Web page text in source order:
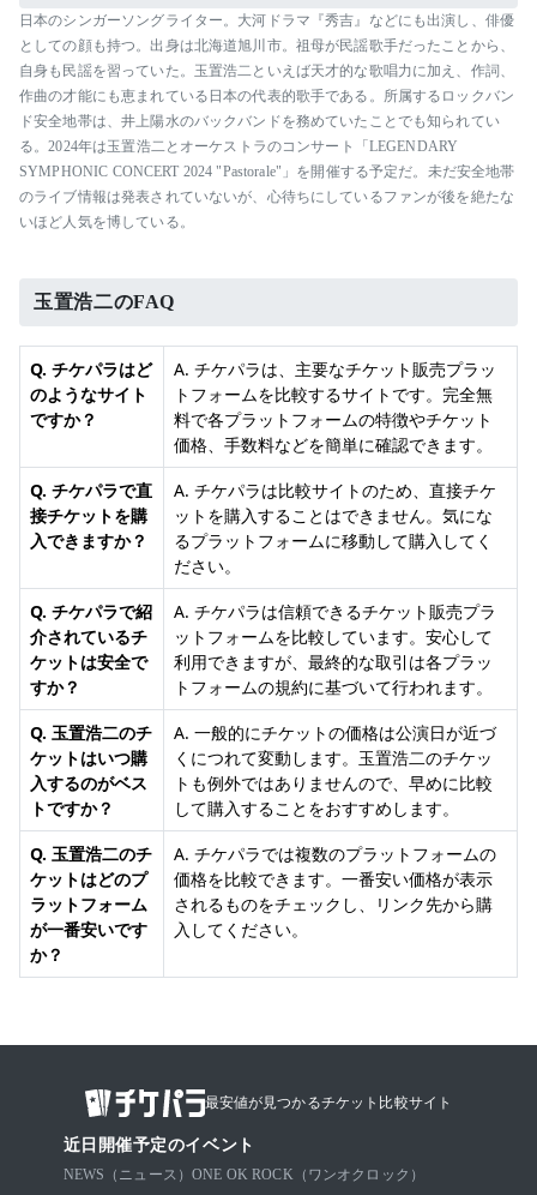
日本のシンガーソングライター。大河ドラマ『秀吉』などにも出演し、俳優
としての顔も持つ。出身は北海道旭川市。祖母が民謡歌手だったことから、
自身も民謡を習っていた。玉置浩二といえば天才的な歌唱力に加え、作詞、
作曲の才能にも恵まれている日本の代表的歌手である。所属するロックバン
ド安全地帯は、井上陽水のバックバンドを務めていたことでも知られてい
る。2024年は玉置浩二とオーケストラのコンサート「LEGENDARY
SYMPHONIC CONCERT 2024 "Pastorale"」を開催する予定だ。未だ安全地帯
のライブ情報は発表されていないが、心待ちにしているファンが後を絶たな
いほど人気を博している。
玉置浩二のFAQ
Q. チケパラはど
のようなサイト
ですか？
A. チケパラは、主要なチケット販売プラッ
トフォームを比較するサイトです。完全無
料で各プラットフォームの特徴やチケット
価格、手数料などを簡単に確認できます。
Q. チケパラで直
接チケットを購
入できますか？
A. チケパラは比較サイトのため、直接チケ
ットを購入することはできません。気にな
るプラットフォームに移動して購入してく
ださい。
Q. チケパラで紹
介されているチ
ケットは安全で
すか？
A. チケパラは信頼できるチケット販売プラ
ットフォームを比較しています。安心して
利用できますが、最終的な取引は各プラッ
トフォームの規約に基づいて行われます。
Q. 玉置浩二のチ
ケットはいつ購
入するのがベス
トですか？
A. 一般的にチケットの価格は公演日が近づ
くにつれて変動します。玉置浩二のチケッ
トも例外ではありませんので、早めに比較
して購入することをおすすめします。
Q. 玉置浩二のチ
ケットはどのプ
ラットフォーム
が一番安いです
か？
A. チケパラでは複数のプラットフォームの
価格を比較できます。一番安い価格が表示
されるものをチェックし、リンク先から購
入してください。
最安値が見つかるチケット比較サイト
近日開催予定のイベント
NEWS（ニュース） ONE OK ROCK（ワンオクロック）